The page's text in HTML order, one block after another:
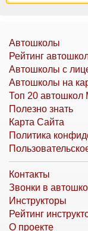
Автошколы
Рейтинг
Автошколы с
Автошколы на
Топ 20 автошкол
Полезно знать
Карта Сайта
Политика
Контакты
Звонки в
Инструкторы
Рейтинг
О проекте